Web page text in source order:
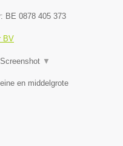
BE 0878 405 373
BV
Screenshot ▼
en middelgrote